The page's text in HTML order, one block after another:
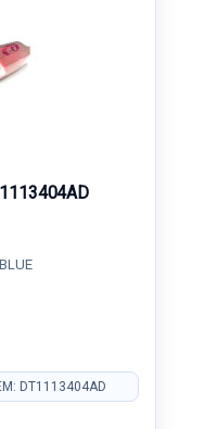
DT1113404AD